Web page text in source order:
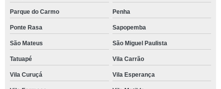
Parque do Carmo Penha
Ponte Rasa Sapopemba
São Mateus São Miguel Paulista
Tatuapé Vila Carrão
Vila Curuçá Vila Esperança